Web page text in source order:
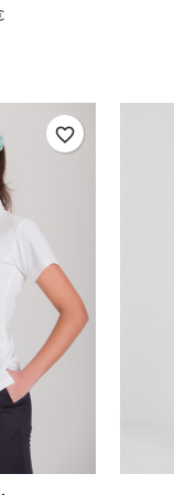
favorite_border